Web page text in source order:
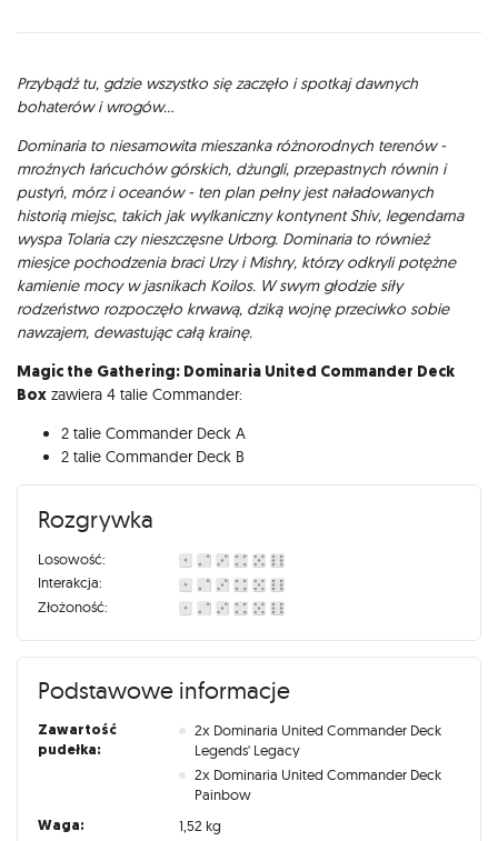
Opis
Przybądź tu, gdzie wszystko się zaczęło i spotkaj dawnych
bohaterów i wrogów...
Dominaria to niesamowita mieszanka różnorodnych terenów -
mroźnych łańcuchów górskich, dżungli, przepastnych równin i
pustyń, mórz i oceanów - ten plan pełny jest naładowanych
historią miejsc, takich jak wylkaniczny kontynent Shiv, legendarna
wyspa Tolaria czy nieszczęsne Urborg. Dominaria to również
miesjce pochodzenia braci Urzy i Mishry, którzy odkryli potężne
kamienie mocy w jasnikach Koilos. W swym głodzie siły
rodzeństwo rozpoczęło krwawą, dziką wojnę przeciwko sobie
nawzajem, dewastując całą krainę.
Magic the Gathering: Dominaria United Commander Deck
Box zawiera 4 talie Commander:
2 talie Commander Deck A
2 talie Commander Deck B
Rozgrywka
Losowość:
Interakcja:
Złożoność:
Podstawowe informacje
Zawartość
pudełka:
2x Dominaria United Commander Deck
Legends' Legacy
2x Dominaria United Commander Deck
Painbow
Waga: 1,52 kg